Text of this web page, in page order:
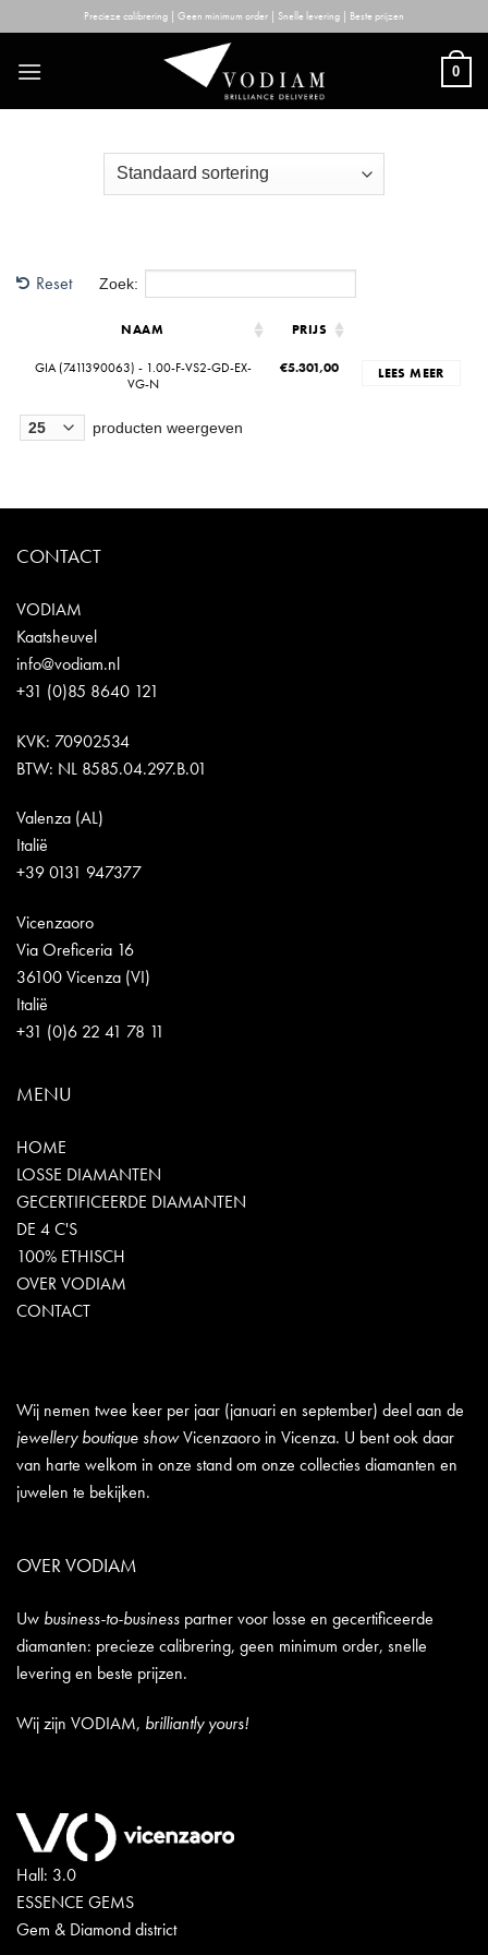
to
content
Precieze calibrering | Geen minimum order | Snelle levering | Beste prijzen
0
Reset Zoek:
NAAM PRIJS
GIA (7411390063) - 1.00-F-VS2-GD-EX-
VG-N
€5.301,00 LEES MEER
producten weergeven
CONTACT
VODIAM
Kaatsheuvel
info@vodiam.nl
+31 (0)85 8640 121
KVK: 70902534
BTW: NL 8585.04.297.B.01
Valenza (AL)
Italië
+39 0131 947377
Vicenzaoro
Via Oreficeria 16
36100 Vicenza (VI)
Italië
+31 (0)6 22 41 78 11
MENU
HOME
LOSSE DIAMANTEN
GECERTIFICEERDE DIAMANTEN
DE 4 C'S
100% ETHISCH
OVER VODIAM
CONTACT
Wij nemen twee keer per jaar (januari en september) deel aan de
jewellery boutique showVicenzaoro in Vicenza. U bent ook daar
van harte welkom in onze stand om onze collecties diamanten en
juwelen te bekijken.
OVER VODIAM
Uw business-to-business partner voor losse en gecertificeerde
diamanten: precieze calibrering, geen minimum order, snelle
levering en beste prijzen.
Wij zijn VODIAM, brilliantly yours!
Hall: 3.0
ESSENCE GEMS
Gem & Diamond district